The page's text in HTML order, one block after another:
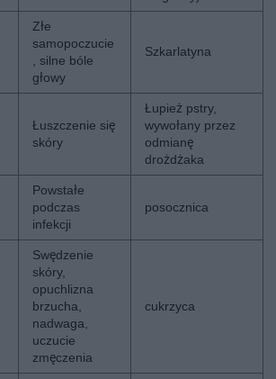
Złe
samopoczucie
, silne bóle
głowy
Szkarlatyna
Łuszczenie się
skóry
Łupież pstry,
wywołany przez
odmianę
drożdżaka
Powstałe
podczas
infekcji
posocznica
Swędzenie
skóry,
opuchlizna
brzucha,
nadwaga,
uczucie
zmęczenia
cukrzyca